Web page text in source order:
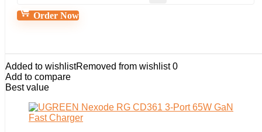
Order Now
Added to wishlistRemoved from wishlist 0
Add to compare
Best value